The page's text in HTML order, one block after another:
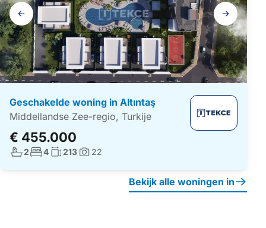
Galerij
navigatie
Geschakelde woning in Altıntaş
Middellandse Zee-regio, Turkije
€ 455.000
Aantal badkamers:
2Aantal slaapkamers:
4Woonoppervlakte:
213Foto's:
22
Bekijk alle woningen in